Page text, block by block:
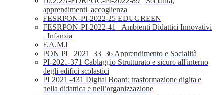
apprendimenti, accoglienza
FESRPON-PI-2022-25 EDUGREEN
FESRPON-PI-2022-41_ Ambienti Didattici Innovativi
- Infanzia
F.A.M.I
PON PI_ 2021_33_36 Apprendimento e Socialità
PI-2021-371 Cablaggio Strutturato e sicuro all'interno
degli edifici scolastici
PI 2021 -431 Digital Board: trasformazione digitale
nella didattica e nell’organizzazione